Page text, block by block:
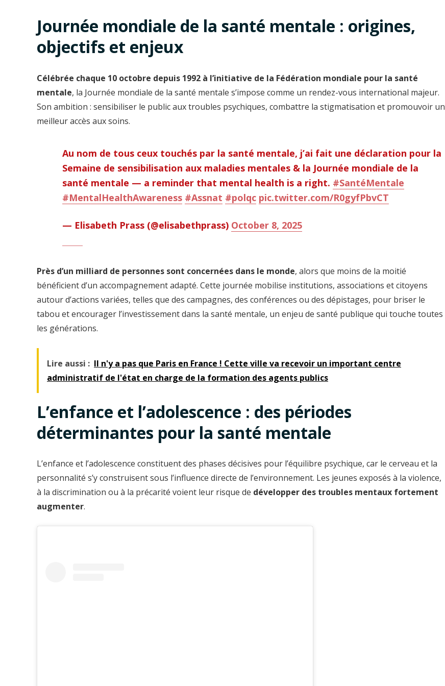
Journée mondiale de la santé mentale : origines,
objectifs et enjeux
Célébrée chaque 10 octobre depuis 1992 à l’initiative de la Fédération mondiale pour la santé
mentale, la Journée mondiale de la santé mentale s’impose comme un rendez-vous international majeur.
Son ambition : sensibiliser le public aux troubles psychiques, combattre la stigmatisation et promouvoir un
meilleur accès aux soins.
Au nom de tous ceux touchés par la santé mentale, j’ai fait une déclaration pour la
Semaine de sensibilisation aux maladies mentales & la Journée mondiale de la
santé mentale — a reminder that mental health is a right. #SantéMentale
#MentalHealthAwareness #Assnat #polqc pic.twitter.com/R0gyfPbvCT
— Elisabeth Prass (@elisabethprass) October 8, 2025
Près d’un milliard de personnes sont concernées dans le monde, alors que moins de la moitié
bénéficient d’un accompagnement adapté. Cette journée mobilise institutions, associations et citoyens
autour d’actions variées, telles que des campagnes, des conférences ou des dépistages, pour briser le
tabou et encourager l’investissement dans la santé mentale, un enjeu de santé publique qui touche toutes
les générations.
Lire aussi : Il n'y a pas que Paris en France ! Cette ville va recevoir un important centre
administratif de l'état en charge de la formation des agents publics
L’enfance et l’adolescence : des périodes
déterminantes pour la santé mentale
L’enfance et l’adolescence constituent des phases décisives pour l’équilibre psychique, car le cerveau et la
personnalité s’y construisent sous l’influence directe de l’environnement. Les jeunes exposés à la violence,
à la discrimination ou à la précarité voient leur risque de développer des troubles mentaux fortement
augmenter.